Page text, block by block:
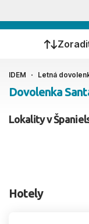
Kedy
Ako
2 dospelí, 0
IDEM Letná
Dovolenka
Lokality v
Hotely